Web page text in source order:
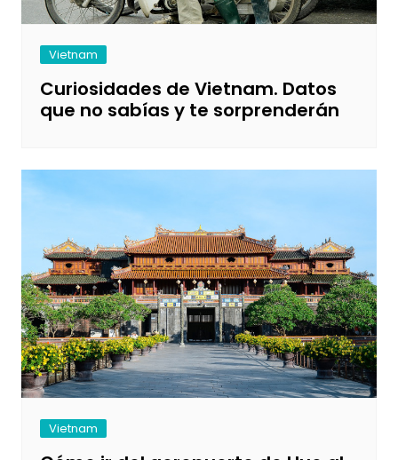
Vietnam
Curiosidades de Vietnam. Datos
que no sabías y te sorprenderán
Vietnam